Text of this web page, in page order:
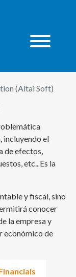
(Altai Soft)
incluyendo el
de efectos,
etc.. Es la
y fiscal, sino
conocer
la empresa y
económico de